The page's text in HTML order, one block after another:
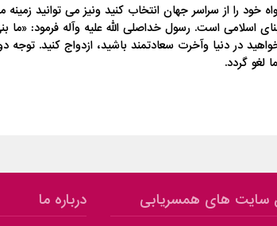
از سراسر جهان انتخاب کنید ونیز می توانید زمینه
اسلامی است. رسول خداصلى الله علیه وآله فرمود: «ما
در دنیا وآخرت سعادتمند باشید، ازدواج کنید.
گردد.
سایت های همسریابی درباره ما